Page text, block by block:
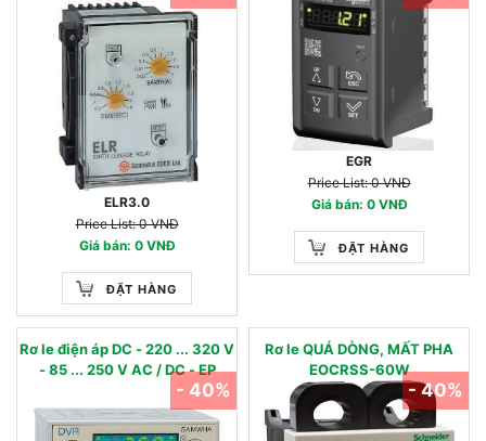
ELR3.0
Price List: 0 VNĐ
Giá bán: 0 VNĐ
ĐẶT HÀNG
EGR
Price List: 0 VNĐ
Giá bán: 0 VNĐ
ĐẶT HÀNG
Rơ le điện áp DC - 220 ... 320 V
- 85 ... 250 V AC / DC - EP
- 40%
Rơ le QUÁ DÒNG, MẤT PHA
EOCRSS-60W
- 40%